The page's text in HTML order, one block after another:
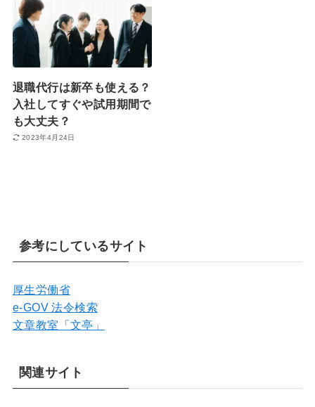
退職代行は新卒も使える？
入社してすぐや試用期間で
も大丈夫？
2023年4月24日
参考にしているサイト
厚生労働省
e-GOV 法令検索
文章教室「文亭」
関連サイト